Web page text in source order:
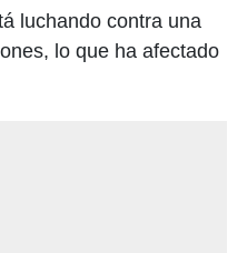
luchando contra una
lo que ha afectado